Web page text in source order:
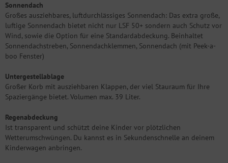
Sonnendach
Großes ausziehbares, luftdurchlässiges Sonnendach: Das extra große,
luftige Sonnendach bietet nicht nur LSF 50+ sondern auch Schutz vor
Wind, sowie die Option für eine Standardabdeckung. Beinhaltet
Sonnendachstreben, Sonnendachklemmen, Sonnendach (mit Peek-a-
boo Fenster)
Untergestellablage
Großer Korb mit ausziehbaren Klappen, der viel Stauraum für Ihre
Spaziergänge bietet. Volumen max. 39 Liter.
Regenabdeckung
Ist transparent und schützt deine Kinder vor plötzlichen
Wetterumschwüngen. Du kannst es in Sekundenschnelle an deinem
Kinderwagen anbringen.